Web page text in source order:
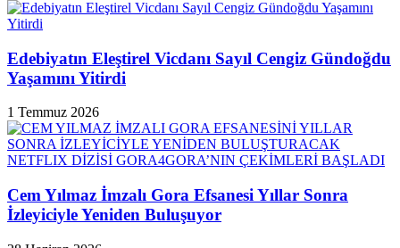
Edebiyatın Eleştirel Vicdanı Sayıl Cengiz Gündoğdu
Yaşamını Yitirdi
1 Temmuz 2026
Cem Yılmaz İmzalı Gora Efsanesi Yıllar Sonra
İzleyiciyle Yeniden Buluşuyor